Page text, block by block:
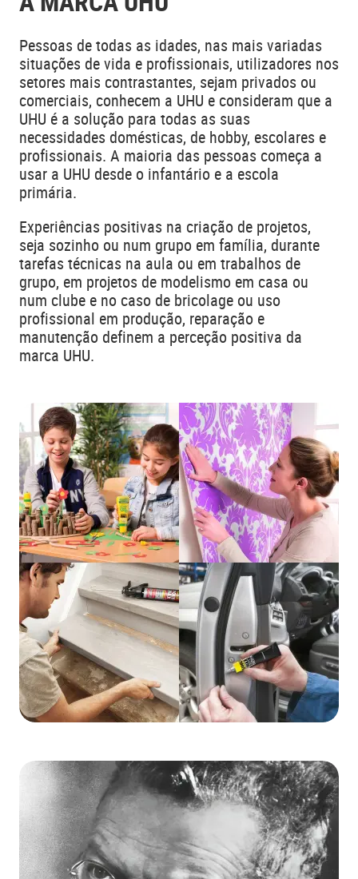
Pessoas de todas as idades, nas mais variadas
situações de vida e profissionais, utilizadores nos
setores mais contrastantes, sejam privados ou
comerciais, conhecem a UHU e consideram que a
UHU é a solução para todas as suas
necessidades domésticas, de hobby, escolares e
profissionais. A maioria das pessoas começa a
usar a UHU desde o infantário e a escola
primária.
Experiências positivas na criação de projetos,
seja sozinho ou num grupo em família, durante
tarefas técnicas na aula ou em trabalhos de
grupo, em projetos de modelismo em casa ou
num clube e no caso de bricolage ou uso
profissional em produção, reparação e
manutenção definem a perceção positiva da
marca UHU.